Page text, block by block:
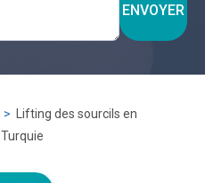
ENVOYER
Lifting des sourcils en
Turquie